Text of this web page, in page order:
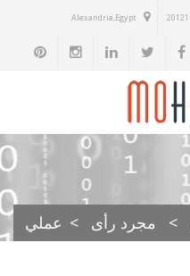
Alexandria,Egypt
> مجرد رأى > عملي